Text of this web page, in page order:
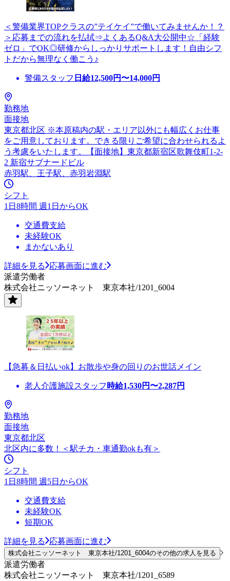
＜警備業界TOPクラスの”テイケイ”で働いてみませんか！？
＞応募までの流れを払拭⇒よくあるQ&A大公開中☆「経験
ゼロ」でOK◎研修からしっかりサポートします！自由シフ
トだから無理なく働こう♪
警備スタッフ 日給12,500円〜14,000円
勤務地
面接地
東京都北区 ※本原稿内の駅・エリア以外にも幅広くお仕事
をご用意しております。できる限りご希望に合わせられるよ
う考慮をいたします。【面接地】東京都新宿区歌舞伎町1-2-
2 新宿サブナードビル
赤羽駅、王子駅、赤羽岩淵駅
シフト
1日8時間 週1日からOK
交通費支給
未経験OK
まかないあり
詳細を見る
応募画面に進む
派遣労働者
株式会社ニッソーネット 東京本社/1201_6004
【急募＆日払いok】お散歩や身の回りのお世話メイン
老人介護施設スタッフ 時給1,530円〜2,287円
勤務地
面接地
東京都北区
北区内に多数！＜駅チカ・車通勤okも有＞
シフト
1日8時間 週5日からOK
交通費支給
未経験OK
短期OK
詳細を見る 応募画面に進む
株式会社ニッソーネット 東京本社/1201_6004のその他の求人を見る
派遣労働者
株式会社ニッソーネット 東京本社/1201_6589